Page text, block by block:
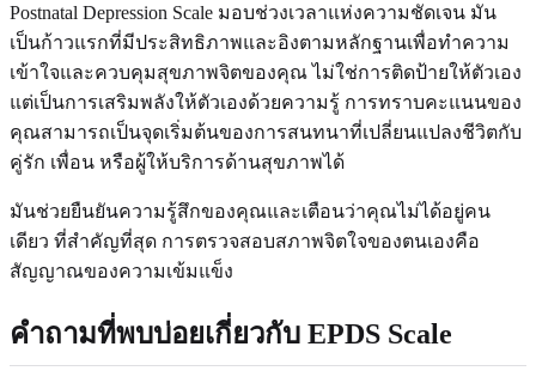
Postnatal Depression Scale มอบช่วงเวลาแห่งความชัดเจน มัน
เป็นก้าวแรกที่มีประสิทธิภาพและอิงตามหลักฐานเพื่อทำความ
เข้าใจและควบคุมสุขภาพจิตของคุณ ไม่ใช่การติดป้ายให้ตัวเอง
แต่เป็นการเสริมพลังให้ตัวเองด้วยความรู้ การทราบคะแนนของ
คุณสามารถเป็นจุดเริ่มต้นของการสนทนาที่เปลี่ยนแปลงชีวิตกับ
คู่รัก เพื่อน หรือผู้ให้บริการด้านสุขภาพได้
มันช่วยยืนยันความรู้สึกของคุณและเตือนว่าคุณไม่ได้อยู่คน
เดียว ที่สำคัญที่สุด การตรวจสอบสภาพจิตใจของตนเองคือ
สัญญาณของความเข้มแข็ง
คำถามที่พบบ่อยเกี่ยวกับ EPDS Scale